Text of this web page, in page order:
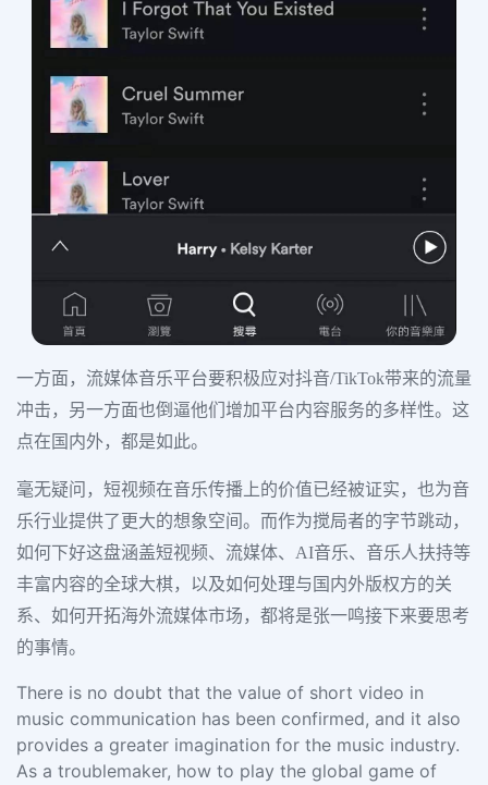
一方面，流媒体音乐平台要积极应对抖音/TikTok带来的流量
冲击，另一方面也倒逼他们增加平台内容服务的多样性。这
点在国内外，都是如此。
毫无疑问，短视频在音乐传播上的价值已经被证实，也为音
乐行业提供了更大的想象空间。而作为搅局者的字节跳动，
如何下好这盘涵盖短视频、流媒体、AI音乐、音乐人扶持等
丰富内容的全球大棋，以及如何处理与国内外版权方的关
系、如何开拓海外流媒体市场，都将是张一鸣接下来要思考
的事情。
There is no doubt that the value of short video in
music communication has been confirmed, and it also
provides a greater imagination for the music industry.
As a troublemaker, how to play the global game of